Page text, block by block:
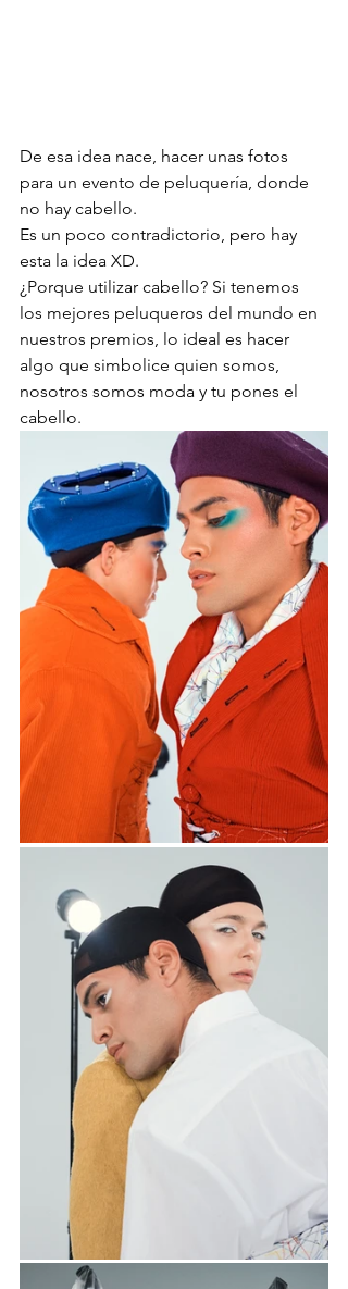
De esa idea nace, hacer unas fotos
para un evento de peluquería, donde
no hay cabello.
Es un poco contradictorio, pero hay
esta la idea XD.
¿Porque utilizar cabello? Si tenemos
los mejores peluqueros del mundo en
nuestros premios, lo ideal es hacer
algo que simbolice quien somos,
nosotros somos moda y tu pones el
cabello.